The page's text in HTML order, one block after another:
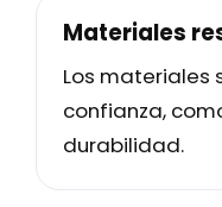
Materiales
Los materiales
confianza,
durabilidad.